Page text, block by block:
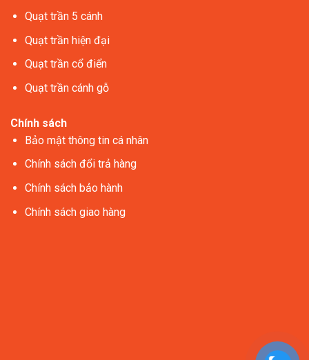
Quạt trần 5 cánh
Quạt trần hiện đại
Quạt trần cổ điển
Quạt trần cánh gỗ
Chính sách
Bảo mật thông tin cá nhân
Chính sách đổi trả hàng
Chính sách bảo hành
Chính sách giao hàng